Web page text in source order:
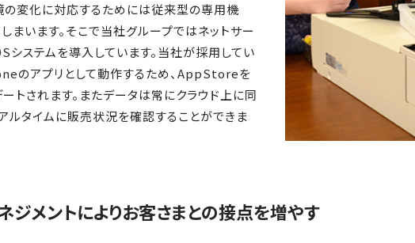
の変化に対応するためには従来型の専用機
まいます。そこで当社グループではネットサー
システムを導入しています。当社が採用してい
のアプリとして動作するため、AppStoreを
トされます。またデータは常にクラウド上に同
ルタイムに販売状況を確認することができま
ジメントによりお客さまとの接点を増やす